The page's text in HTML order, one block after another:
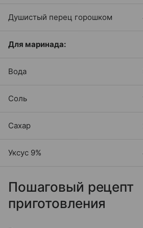
Душистый перец горошком
Для маринада:
Вода
Соль
Сахар
Уксус 9%
Пошаговый рецепт
приготовления